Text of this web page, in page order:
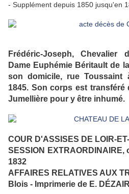
- Supplément depuis 1850 jusqu'en
Frédéric-Joseph,
Dame Euphémie Béritault de
son domicile, rue Toussaint
1845. Son corps est
Jumellière pour y être inhumé.
COUR D'ASSISES DE LOIR-
SESSION
1832
AFFAIRES RELATIVES AUX
Blois - Imprimerie de E.